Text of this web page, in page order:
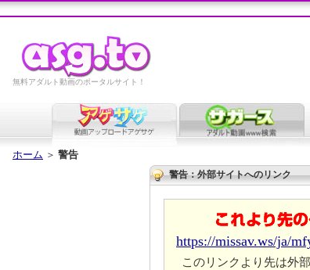
無料アダルト動画のポータルサイト！
ホーム ＞ 警告
警告：外部サイトへのリンク
https://missav.ws/ja/
このリンクより先は外